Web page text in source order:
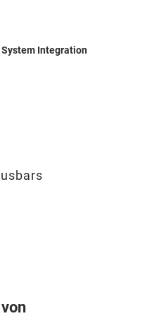
Integration